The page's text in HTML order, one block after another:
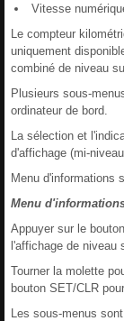
Vitesse
Le compteur
uniquement
combiné de niveau
Plusieurs sous-
ordinateur de bord.
La sélection et
d'affichage (mi-
Menu d'informations
Menu
Appuyer sur le
l'affichage de niveau
Tourner la molette
bouton SET/CLR
Les sous-menus